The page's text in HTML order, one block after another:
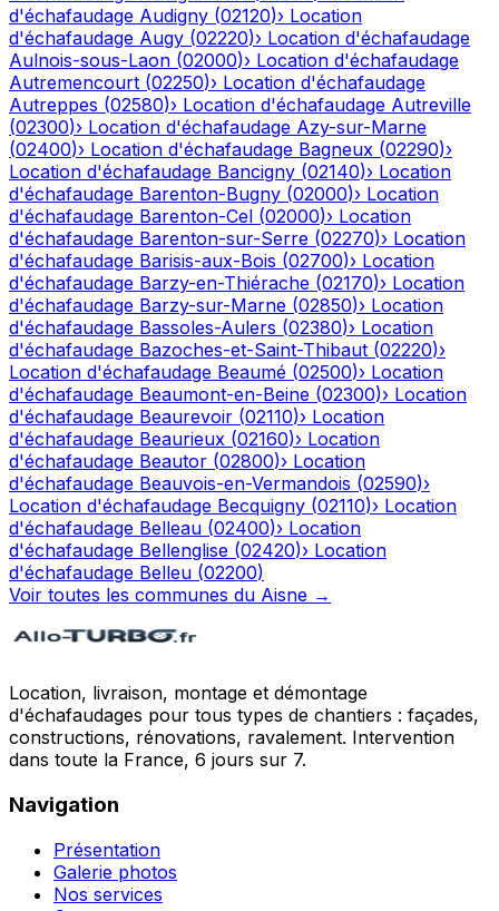
d'échafaudage Audigny (02120)› Location
d'échafaudage Augy (02220)› Location d'échafaudage
Aulnois-sous-Laon (02000)› Location d'échafaudage
Autremencourt (02250)› Location d'échafaudage
Autreppes (02580)› Location d'échafaudage Autreville
(02300)› Location d'échafaudage Azy-sur-Marne
(02400)› Location d'échafaudage Bagneux (02290)›
Location d'échafaudage Bancigny (02140)› Location
d'échafaudage Barenton-Bugny (02000)› Location
d'échafaudage Barenton-Cel (02000)› Location
d'échafaudage Barenton-sur-Serre (02270)› Location
d'échafaudage Barisis-aux-Bois (02700)› Location
d'échafaudage Barzy-en-Thiérache (02170)› Location
d'échafaudage Barzy-sur-Marne (02850)› Location
d'échafaudage Bassoles-Aulers (02380)› Location
d'échafaudage Bazoches-et-Saint-Thibaut (02220)›
Location d'échafaudage Beaumé (02500)› Location
d'échafaudage Beaumont-en-Beine (02300)› Location
d'échafaudage Beaurevoir (02110)› Location
d'échafaudage Beaurieux (02160)› Location
d'échafaudage Beautor (02800)› Location
d'échafaudage Beauvois-en-Vermandois (02590)›
Location d'échafaudage Becquigny (02110)› Location
d'échafaudage Belleau (02400)› Location
d'échafaudage Bellenglise (02420)› Location
d'échafaudage Belleu (02200)
Voir toutes les communes du Aisne →
Location, livraison, montage et démontage
d'échafaudages pour tous types de chantiers : façades,
constructions, rénovations, ravalement. Intervention
dans toute la France, 6 jours sur 7.
Navigation
Présentation
Galerie photos
Nos services